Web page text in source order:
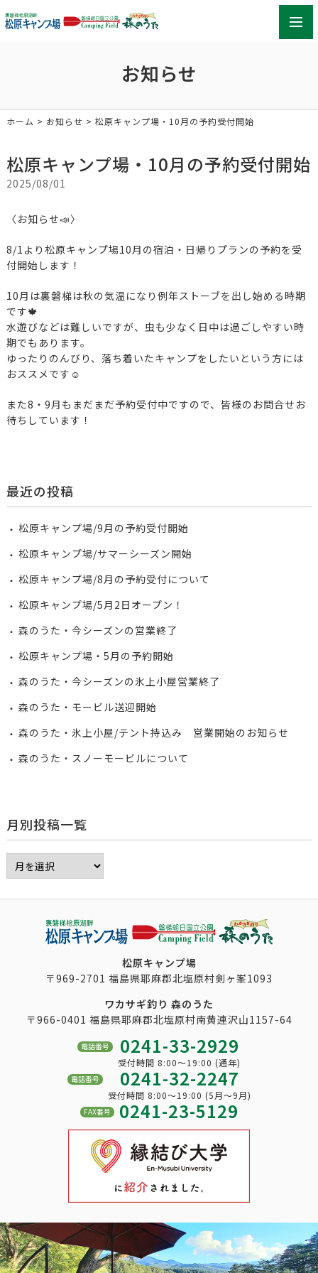
お知らせ
ホーム > お知らせ > 松原キャンプ場・10月の予約受付開始
松原キャンプ場・10月の予約受付開始
2025/08/01
〈お知らせ📣〉
8/1より松原キャンプ場10月の宿泊・日帰りプランの予約を受
付開始します！
10月は裏磐梯は秋の気温になり例年ストーブを出し始める時期
です🍁
水遊びなどは難しいですが、虫も少なく日中は過ごしやすい時
期でもあります。
ゆったりのんびり、落ち着いたキャンプをしたいという方には
おススメです☺
また8・9月もまだまだ予約受付中ですので、皆様のお問合せお
待ちしています！
最近の投稿
松原キャンプ場/9月の予約受付開始
松原キャンプ場/サマーシーズン開始
松原キャンプ場/8月の予約受付について
松原キャンプ場/5月2日オープン！
森のうた・今シーズンの営業終了
松原キャンプ場・5月の予約開始
森のうた・今シーズンの氷上小屋営業終了
森のうた・モービル送迎開始
森のうた・氷上小屋/テント持込み 営業開始のお知らせ
森のうた・スノーモービルについて
月別投稿一覧
松原キャンプ場
〒969-2701 福島県耶麻郡北塩原村剣ヶ峯1093
ワカサギ釣り 森のうた
〒966-0401 福島県耶麻郡北塩原村南黄連沢山1157-64
電話番号 0241-33-2929
受付時間 8:00～19:00 (通年)
電話番号 0241-32-2247
受付時間 8:00～19:00 (5月～9月)
FAX番号 0241-23-5129